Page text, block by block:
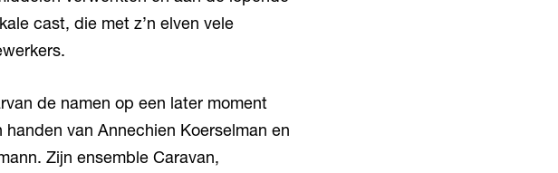
cast, die met z’n elven vele
de namen op een later moment
van Annechien Koerselman en
Zijn ensemble Caravan,